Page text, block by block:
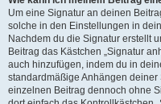
Um eine Signatur an deinen
solche in den Einstellungen in
Nachdem du die Signatur erstellt
Beitrag das Kästchen „Signatur
auch hinzufügen, indem du in
standardmäßige Anhängen
einzelnen Beitrag dennoch ohne